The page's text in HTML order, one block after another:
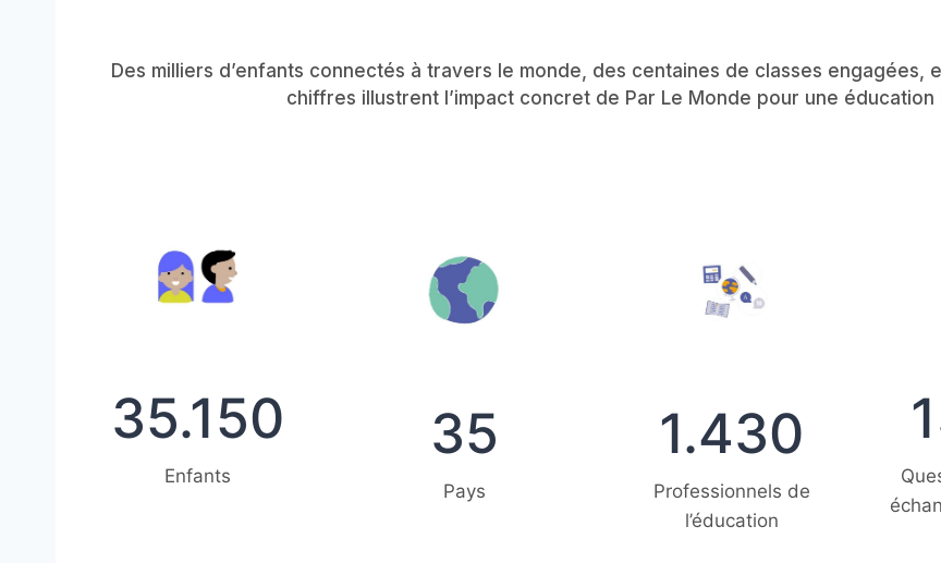
Des milliers d’enfants connectés à travers le monde, des centaines de classes engagées,
chiffres illustrent l’impact concret de Par Le Monde pour une
35.150
Enfants
35
Pays
1.430
Professionnels de
l’éducation
7